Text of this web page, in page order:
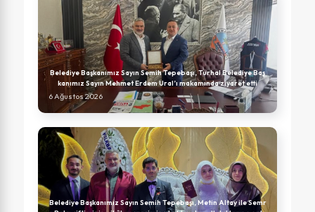
Belediye Başkanımız Sayın Semih Tepebaşı, Turhal Belediye Baş
kanımız Sayın Mehmet Erdem Ural’ı makamında ziyaret etti
6 Ağustos 2026
Belediye Başkanımız Sayın Semih Tepebaşı, Metin Altay ile Semr